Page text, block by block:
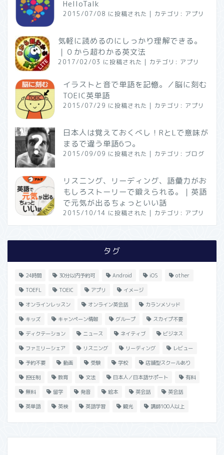
HelloTalk
2015/07/08 に投稿された | カテゴリ: アプリ
気軽に読めるのにしっかり理解できる。
｜０から超わかる英文法
2017/02/03 に投稿された | カテゴリ: アプリ
イラストと音で単語を記憶。／脳に刻む
TOEIC英単語
2015/07/29 に投稿された | カテゴリ: アプリ
日本人は覚えておくべし！RとLで意味が
まるで違う単語6つ。
2015/09/09 に投稿された | カテゴリ: ブログ
リスニング、リーディング、語彙力がお
もしろストーリーで鍛えられる。｜英語
で元気が出るちょっといい話
2015/10/14 に投稿された | カテゴリ: アプリ
タグ
24時間 30分以内予約可 Android iOS other
TOEFL TOEIC アプリ イメージ
オンラインレッスン オンライン英会話 カランメソッド
キッズ キャンペーン情報 グループ スカイプ不要
ディクテーション ニュース ネイティブ ビジネス
ファミリーシェア リスニング リーディング レビュー
予約不要 動画 受験 学校 店舗型スクールあり
担任制 教育 文法 日本人／日本語サポート 有料
無料 留学 発音 絵本 英会話 英会話
英単語 英検 英語学習 観光 講師100人以上